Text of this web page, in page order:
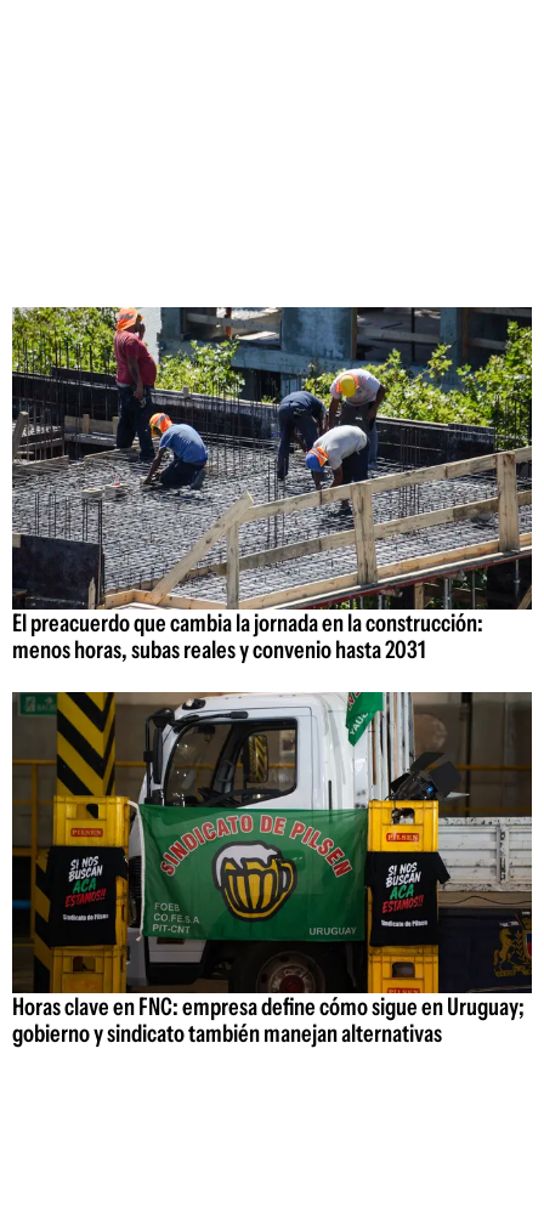
El preacuerdo que cambia la jornada en la construcción:
menos horas, subas reales y convenio hasta 2031
Horas clave en FNC: empresa define cómo sigue en Uruguay;
gobierno y sindicato también manejan alternativas